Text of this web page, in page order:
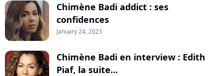
Chimène Badi addict : ses
confidences
January 24, 2023
Chimène Badi en interview : Edith
Piaf, la suite...